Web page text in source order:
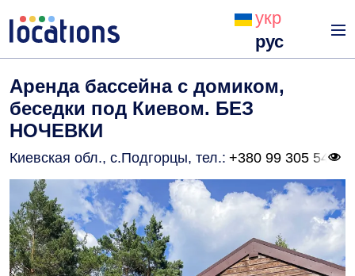
укр
рус
Аренда бассейна с домиком,
беседки под Киевом. БЕЗ
НОЧЕВКИ
Киевская обл., с.Подгорцы, тел.: +380 99 305 54